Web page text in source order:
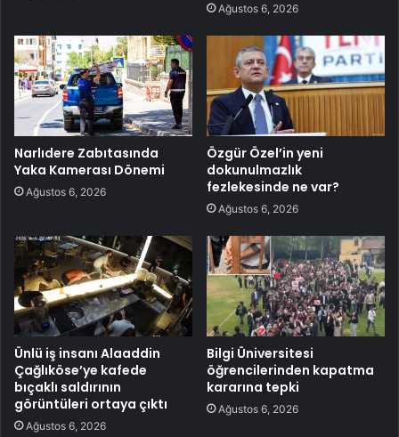
Ağustos 6, 2026
Narlıdere Zabıtasında
Yaka Kamerası Dönemi
Ağustos 6, 2026
Özgür Özel’in yeni
dokunulmazlık
fezlekesinde ne var?
Ağustos 6, 2026
Ünlü iş insanı Alaaddin
Çağlıköse’ye kafede
bıçaklı saldırının
görüntüleri ortaya çıktı
Ağustos 6, 2026
Bilgi Üniversitesi
öğrencilerinden kapatma
kararına tepki
Ağustos 6, 2026